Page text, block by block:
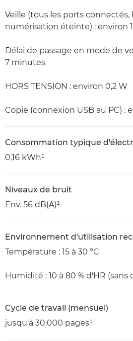
Veille (tous les ports connectés,
numérisation éteinte) : environ
Délai de passage en mode de
7 minutes
HORS TENSION : environ 0,2 W
Copie (connexion USB au PC) :
Consommation typique
0,16 kWh¹
Niveaux de bruit
Env. 56 dB(A)¹
Environnement d'utilisation
Température : 15 à 30 °C
Humidité : 10 à 80 % d'HR
Cycle de travail (mensuel)
jusqu'à 30.000 pages¹